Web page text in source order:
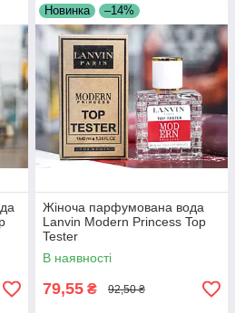
Новинка –14%
Жіноча парфумована вода
Lanvin Modern Princess Top
Tester
В наявності
79,55 ₴ 92,50 ₴